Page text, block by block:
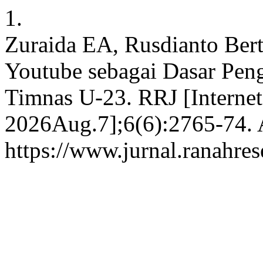
1.
Zuraida EA, Rusdianto
Youtube sebagai Dasar
Timnas U-23. RRJ
2026Aug.7];6(6):2765-74.
https://